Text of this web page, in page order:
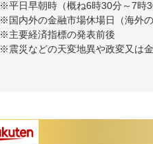
※平日早朝時（概ね6時30分～7時
※国内外の金融市場休場日（海外
※主要経済指標の発表前後
※震災などの天変地異や政変又は